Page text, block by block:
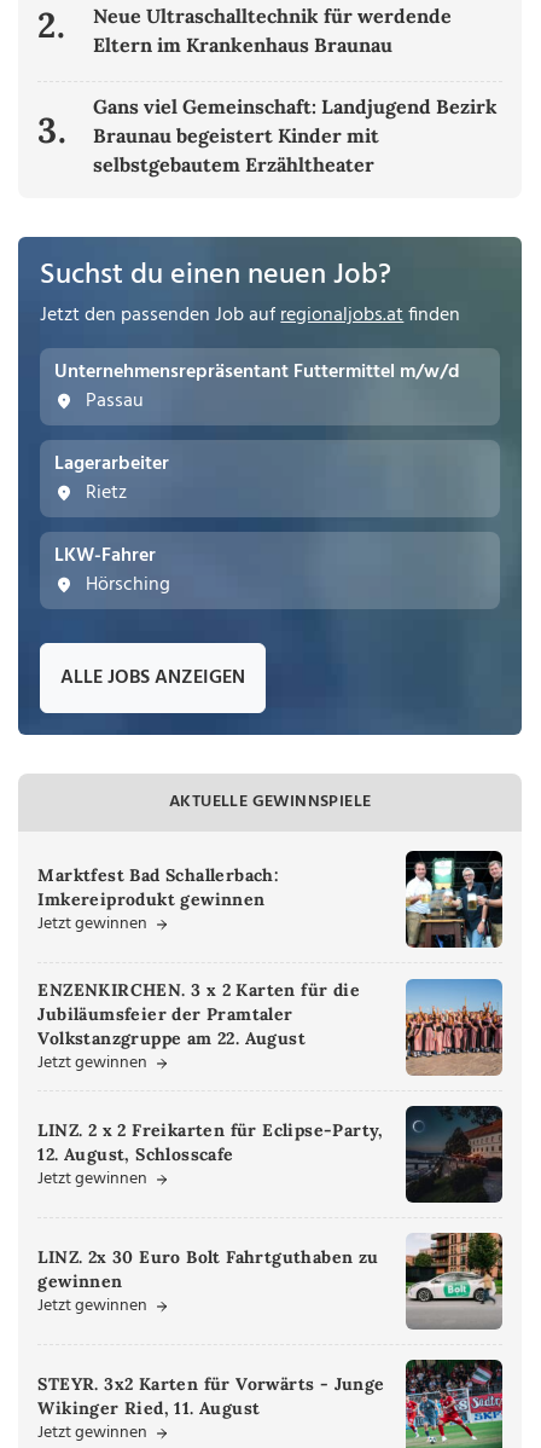
2.
Neue Ultraschalltechnik für werdende
Eltern im Krankenhaus Braunau
3.
Gans viel Gemeinschaft: Landjugend Bezirk
Braunau begeistert Kinder mit
selbstgebautem Erzähltheater
Suchst du einen neuen Job?
Jetzt den passenden Job aufregionaljobs.atfinden
Unternehmensrepräsentant Futtermittel m/w/d
Passau
Lagerarbeiter
Rietz
LKW-Fahrer
Hörsching
ALLE JOBS ANZEIGEN
AKTUELLE GEWINNSPIELE
Marktfest Bad Schallerbach:
Imkereiprodukt gewinnen
Jetzt gewinnen
ENZENKIRCHEN. 3 x 2 Karten für die
Jubiläumsfeier der Pramtaler
Volkstanzgruppe am 22. August
Jetzt gewinnen
LINZ. 2 x 2 Freikarten für Eclipse-Party,
12. August, Schlosscafe
Jetzt gewinnen
LINZ. 2x 30 Euro Bolt Fahrtguthaben zu
gewinnen
Jetzt gewinnen
STEYR. 3x2 Karten für Vorwärts - Junge
Wikinger Ried, 11. August
Jetzt gewinnen